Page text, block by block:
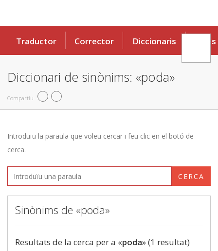
Traductor Corrector Diccionaris Eines
Diccionari de sinònims: «poda»
Compartiu
Introduïu la paraula que voleu cercar i feu clic en el botó de
cerca.
CERCA
Sinònims de «poda»
Resultats de la cerca per a «poda» (1 resultat)